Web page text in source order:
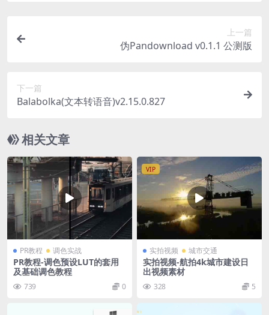
上一篇
伪Pandownload v0.1.1 公测版
下一篇
Balabolka(文本转语音)v2.15.0.827
相关文章
PR教程 调色实战
PR教程-调色预设LUT的套用
及基础调色教程
739 0
VIP
实拍视频 城市交通
实拍视频-航拍4k城市建设日
出视频素材
328 5